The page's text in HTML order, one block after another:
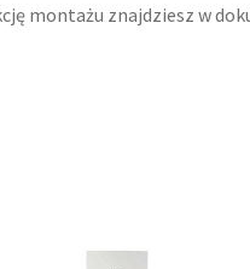
montażu znajdziesz w